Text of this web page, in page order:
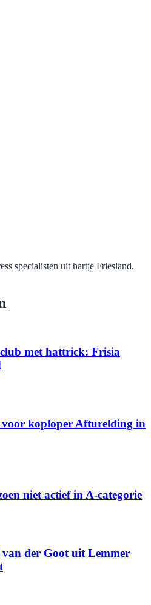
specialisten uit hartje Friesland.
met hattrick: Frisia
koploper Afturelding in
niet actief in A-categorie
van der Goot uit Lemmer